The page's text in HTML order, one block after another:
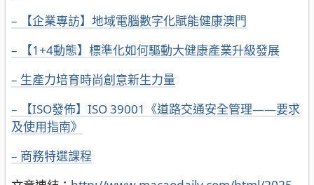
– 【企業專訪】地域電腦數字化賦能健康澳門
– 【1+4動態】標準化如何驅動大健康產業升級發展
– 生產力培育時尚創意新生力量
– 【ISO發佈】ISO 39001《道路交通安全管理——要求
及使用指南》
– 商務特選課程